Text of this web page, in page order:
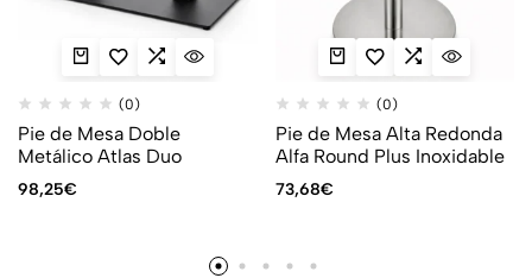
(0)
Pie de Mesa Doble
Metálico Atlas Duo
98,25€
(0)
Pie de Mesa Alta Redonda
Alfa Round Plus Inoxidable
73,68€